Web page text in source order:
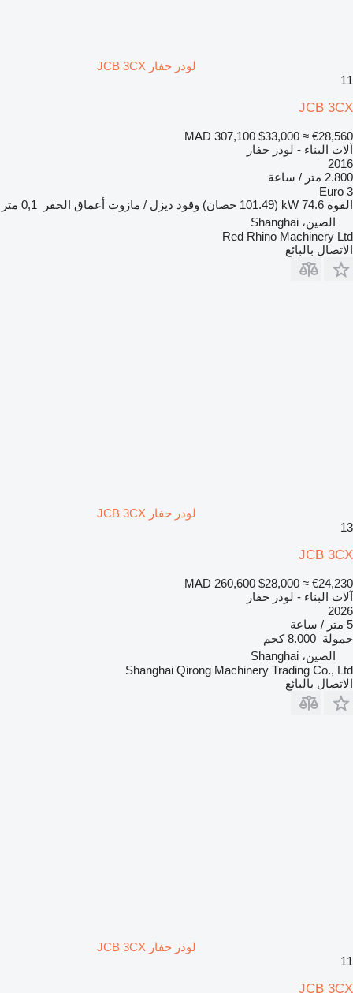
لودر حفار JCB 3CX
11
JCB 3CX
MAD 307,100 $33,000 ≈ €28,560
آلات البناء - لودر حفار
2016
2.800 متر / ساعة
Euro 3
القوة 74.6 kW (101.49 حصان) وقود ديزل / مازوت أعماق الحفر
0,1 متر
الصين، Shanghai
Red Rhino Machinery Ltd
الاتصال بالبائع
لودر حفار JCB 3CX
13
JCB 3CX
MAD 260,600 $28,000 ≈ €24,230
آلات البناء - لودر حفار
2026
5 متر / ساعة
حمولة 8.000 كجم
الصين، Shanghai
Shanghai Qirong Machinery Trading Co., Ltd
الاتصال بالبائع
لودر حفار JCB 3CX
11
JCB 3CX